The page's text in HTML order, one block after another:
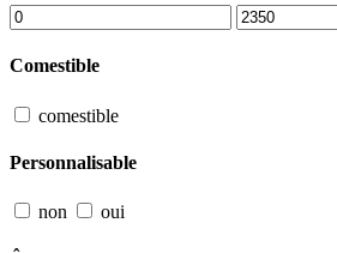
Comestible
comestible
Personnalisable
non oui